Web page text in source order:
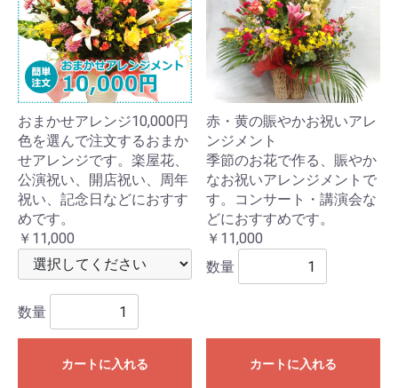
おまかせアレンジ10,000円
色を選んで注文するおまか
せアレンジです。楽屋花、
公演祝い、開店祝い、周年
祝い、記念日などにおすす
めです。
￥11,000
数量
カートに入れる
赤・黄の賑やかお祝いアレ
ンジメント
季節のお花で作る、賑やか
なお祝いアレンジメントで
す。コンサート・講演会な
どにおすすめです。
￥11,000
数量
カートに入れる